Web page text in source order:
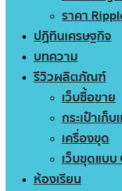
ราคา
ปฏิทินเศรษฐกิจ
บทความ
รีวิวผลิตภัณฑ์
เว็บซื้อขาย
กระเป๋าเก็
เครื่องขุด
เว็บขุดแบบ
ห้องเรียน